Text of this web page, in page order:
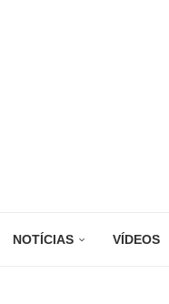
NOTÍCIAS VÍDEOS